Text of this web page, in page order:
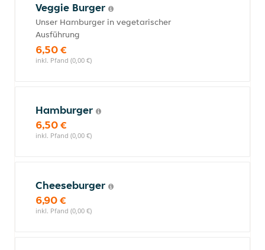
Veggie Burger
Unser Hamburger in vegetarischer
Ausführung
6,50 €
inkl. Pfand (0,00 €)
Hamburger
6,50 €
inkl. Pfand (0,00 €)
Cheeseburger
6,90 €
inkl. Pfand (0,00 €)